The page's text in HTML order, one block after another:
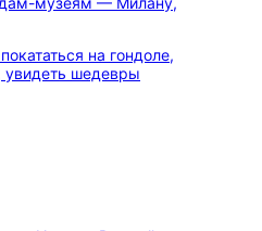
на гондоле,
увидеть шедевры